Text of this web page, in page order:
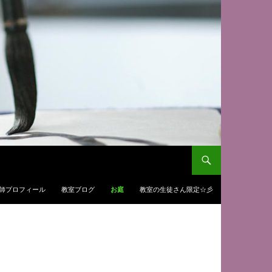
プロフィール 教室ブログ お庭 教室の生徒さん限定☆彡